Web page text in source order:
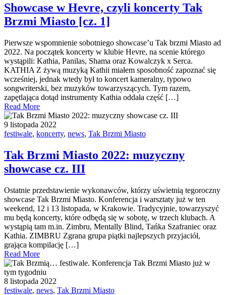
Showcase w Hevre, czyli koncerty Tak
Brzmi Miasto [cz. 1]
Pierwsze wspomnienie sobotniego showcase’u Tak brzmi Miasto ad
2022. Na początek koncerty w klubie Hevre, na scenie którego
wystąpili: Kathia, Panilas, Shama oraz Kowalczyk x Serca.
KATHIA Z żywą muzyką Kathii miałem sposobność zapoznać się
wcześniej, jednak wtedy był to koncert kameralny, typowo
songwriterski, bez muzyków towarzyszących. Tym razem,
zapętlająca dotąd instrumenty Kathia oddała część […]
Read More
9 listopada 2022
festiwale, koncerty, news, Tak Brzmi Miasto
Tak Brzmi Miasto 2022: muzyczny
showcase cz. III
Ostatnie przedstawienie wykonawców, którzy uświetnią tegoroczny
showcase Tak Brzmi Miasto. Konferencja i warsztaty już w ten
weekend, 12 i 13 listopada, w Krakowie. Tradycyjnie, towarzyszyć
mu będą koncerty, które odbędą się w sobotę, w trzech klubach. A
wystąpią tam m.in. Zimbru, Mentally Blind, Tańka Szafraniec oraz
Kathia. ZIMBRU Zgrana grupa piątki najlepszych przyjaciół,
grająca kompilację […]
Read More
8 listopada 2022
festiwale, news, Tak Brzmi Miasto